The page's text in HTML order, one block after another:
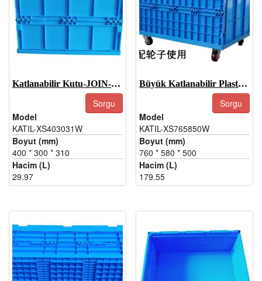
Katlanabilir Kutu-JOIN-XS403031W
Sorgu
Model
KATIL-XS403031W
Boyut (mm)
400 * 300 * 310
Hacim (L)
29.97
Büyük Katlanabilir Plastik Saklama Kutuları-JOIN-XS765850W
Sorgu
Model
KATIL-XS765850W
Boyut (mm)
760 * 580 * 500
Hacim (L)
179.55